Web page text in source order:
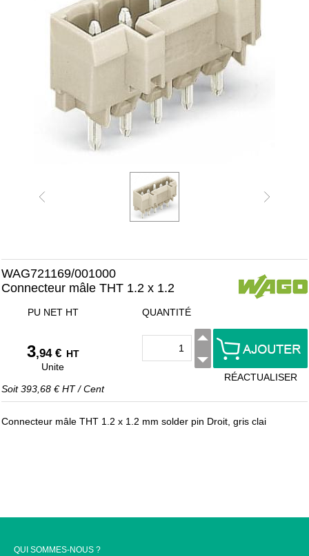
WAG721169/001000
Connecteur mâle THT 1.2 x 1.2
PU NET HT
3,94 € HT
Unite
Soit393,68 € HT/Cent
QUANTITÉ
RÉACTUALISER
Connecteur mâle THT 1.2 x 1.2 mm solder pin Droit, gris clai
QUI SOMMES-NOUS ?